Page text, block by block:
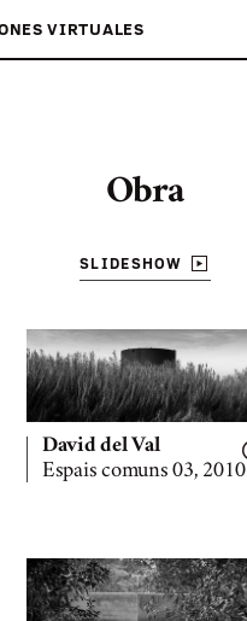
VIRTUALES
Obra
SLIDESHOW
David del Val
Espais comuns 03, 2010